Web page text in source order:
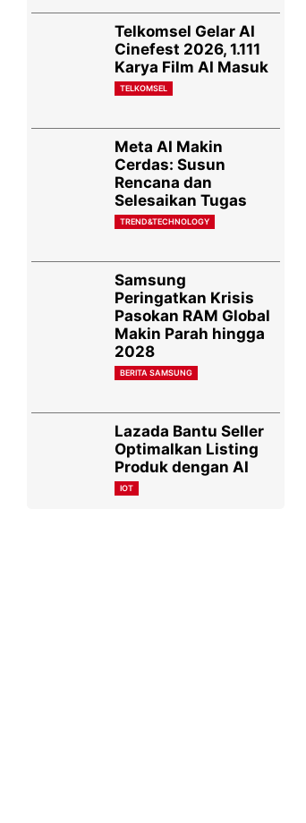
Telkomsel Gelar AI
Cinefest 2026, 1.111
Karya Film AI Masuk
TELKOMSEL
Meta AI Makin
Cerdas: Susun
Rencana dan
Selesaikan Tugas
TREND&TECHNOLOGY
Samsung
Peringatkan Krisis
Pasokan RAM Global
Makin Parah hingga
2028
BERITA SAMSUNG
Lazada Bantu Seller
Optimalkan Listing
Produk dengan AI
IOT